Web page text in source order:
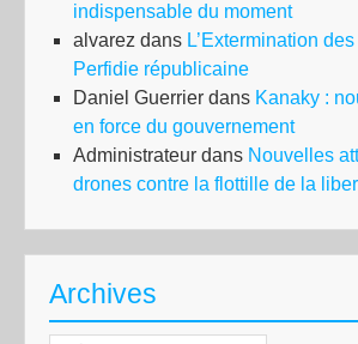
indispensable du moment
alvarez dans L’Extermination
Perfidie républicaine
Daniel Guerrier dans Kanaky :
en force du gouvernement
Administrateur dans Nouvelles
drones contre la flottille de la
Archives